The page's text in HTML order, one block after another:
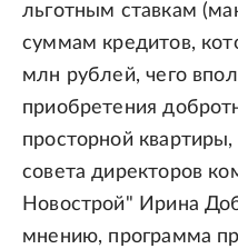
льготным ставкам
суммам кредитов,
млн рублей, чего
приобретения
просторной
совета директоров
Новострой" Ирина
мнению, программа